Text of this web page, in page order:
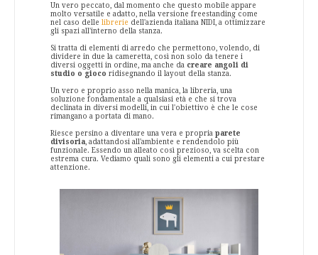
Un vero peccato, dal momento che questo mobile appare
molto versatile e adatto, nella versione freestanding come
nel caso delle librerie dell'azienda italiana NIDI, a ottimizzare
gli spazi all'interno della stanza.
Si tratta di elementi di arredo che permettono, volendo, di
dividere in due la cameretta, così non solo da tenere i
diversi oggetti in ordine, ma anche da creare angoli di
studio o gioco ridisegnando il layout della stanza.
Un vero e proprio asso nella manica, la libreria, una
soluzione fondamentale a qualsiasi età e che si trova
declinata in diversi modelli, in cui l'obiettivo è che le cose
rimangano a portata di mano.
Riesce persino a diventare una vera e propria parete
divisoria , adattandosi all'ambiente e rendendolo più
funzionale. Essendo un alleato così prezioso, va scelta con
estrema cura. Vediamo quali sono gli elementi a cui prestare
attenzione.